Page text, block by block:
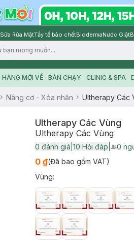
Sữa Rửa MặtTẩy tế bào chếtBiodermaNước Giặt
HÀNG MỚI VỀ BÁN CHẠY CLINIC & SPA
Nâng cơ - Xóa nhăn Ultherapy Các
Ultherapy Các Vùng
Ultherapy Các Vùng
0 đánh giá 10 Hỏi đáp User
0
0 ₫(Đã bao gồm VAT)
Vùng: